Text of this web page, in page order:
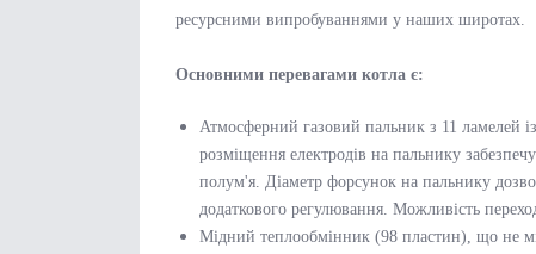
ресурсними випробуваннями у наших широтах.
Основними перевагами котла є:
Атмосферний газовий пальник з 11 ламелей
розміщення електродів на пальнику
полум'я. Діаметр форсунок на пальнику
додаткового регулювання. Можливість
Мідний теплообмінник (98 пластин), що не